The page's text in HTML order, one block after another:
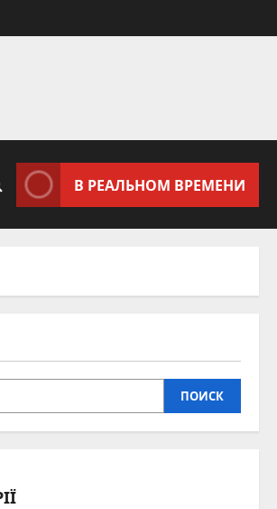
В РЕАЛЬНОМ ВРЕМЕНИ
ПОИСК